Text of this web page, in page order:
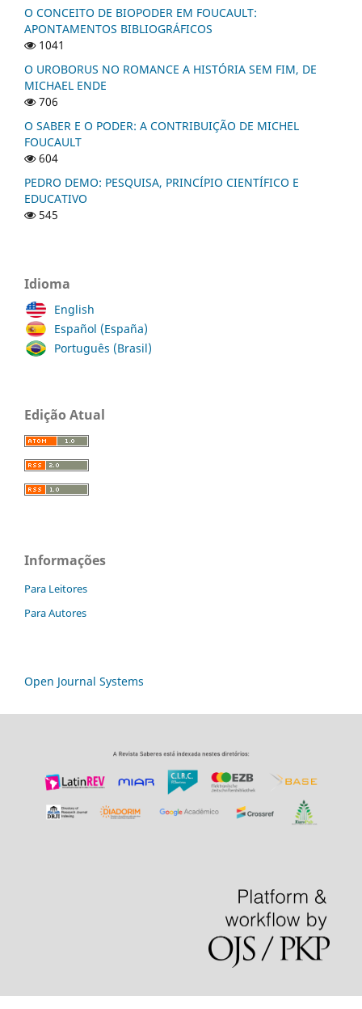
O CONCEITO DE BIOPODER EM FOUCAULT:
APONTAMENTOS BIBLIOGRÁFICOS
1041
O UROBORUS NO ROMANCE A HISTÓRIA SEM FIM, DE
MICHAEL ENDE
706
O SABER E O PODER: A CONTRIBUIÇÃO DE MICHEL
FOUCAULT
604
PEDRO DEMO: PESQUISA, PRINCÍPIO CIENTÍFICO E
EDUCATIVO
545
Idioma
English
Español (España)
Português (Brasil)
Edição Atual
Informações
Para Leitores
Para Autores
Open Journal Systems